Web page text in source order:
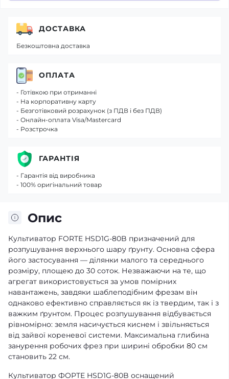
Опис
Культиватор FORTE HSD1G-80B призначений для
розпушування верхнього шару ґрунту. Основна сфера
його застосування — ділянки малого та середнього
розміру, площею до 30 соток. Незважаючи на те, що
агрегат використовується за умов помірних
навантажень, завдяки шаблеподібним фрезам він
однаково ефективно справляється як із твердим, так і з
важким ґрунтом. Процес розпушування відбувається
рівномірно: земля насичується киснем і звільняється
від зайвої кореневої системи. Максимальна глибина
занурення робочих фрез при ширині обробки 80 см
становить 22 см.
Культиватор ФОРТЕ HSD1G-80B оснащений
ДОСТАВКА
Безкоштовна доставка
ОПЛАТА
- Готівкою при отриманні
- На корпоративну карту
- Безготівковий розрахунок (з ПДВ і без ПДВ)
- Онлайн-оплата Visa/Mastercard
- Розстрочка
ГАРАНТІЯ
- Гарантія від виробника
- 100% оригінальний товар